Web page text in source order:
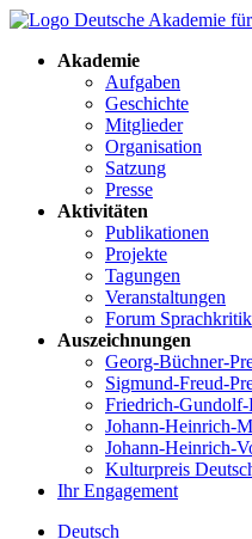
Akademie
Aufgaben
Geschichte
Mitglieder
Organisation
Satzung
Presse
Aktivitäten
Publikationen
Projekte
Tagungen
Veranstaltungen
Forum Sprachkritik
Auszeichnungen
Georg-Büchner-
Sigmund-Freud-
Friedrich-Gundolf-
Johann-Heinrich-
Johann-Heinrich-
Kulturpreis
Ihr Engagement
Deutsch